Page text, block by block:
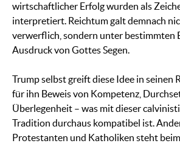
wirtschaftlicher Erfolg wurden als
interpretiert. Reichtum galt demnach
verwerflich, sondern unter bestimmten
Ausdruck von Gottes Segen.
Trump selbst greift diese Idee in seinen
für ihn Beweis von Kompetenz,
Überlegenheit – was mit dieser
Tradition durchaus kompatibel ist.
Protestanten und Katholiken steht beim